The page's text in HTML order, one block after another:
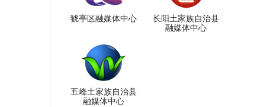
猇亭区融媒体中心
长阳土家族自治县
融媒体中心
五峰土家族自治县
融媒体中心